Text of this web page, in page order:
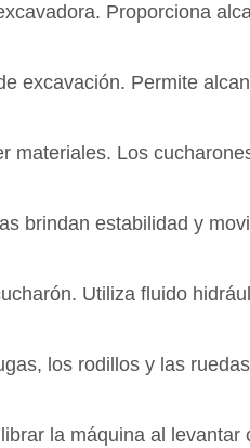
Proporciona
excavación. Permite
materiales. Los
brindan estabilidad y
Utiliza fluido
los rodillos y las
la máquina al levantar